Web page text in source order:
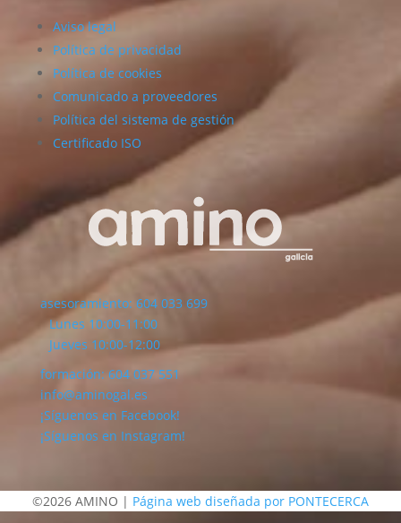
Aviso legal
Política de privacidad
Política de cookies
Comunicado a proveedores
Política del sistema de gestión
Certificado ISO
asesoramiento: 604 033 699
Lunes 10:00-11:00
Jueves 10:00-12:00
formación: 604 037 551
info@aminogal.es
¡Síguenos en Facebook!
¡Síguenos en Instagram!
©2026 AMINO | Página web diseñada por PONTECERCA